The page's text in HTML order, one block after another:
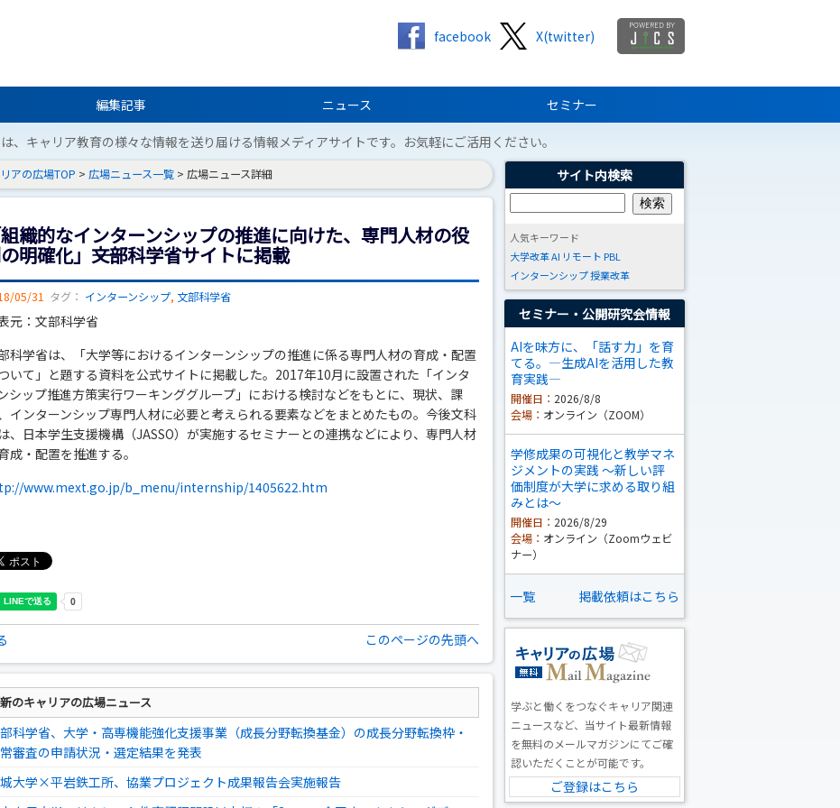
X(twitter)
facebook
編集記事 ニュース セミナー
、キャリア教育の様々な情報を送り届ける情報メディアサイトです。お気軽にご活用ください。
アの広場TOP > 広場ニュース一覧 > 広場ニュース詳細
組織的なインターンシップの推進に向けた、専門人材の役
明確化」――文部科学省サイトに掲載
05/31 タグ： インターンシップ, 文部科学省
元：文部科学省
科学省は、「大学等におけるインターンシップの推進に係る専門人材の育成・配置
いて」と題する資料を公式サイトに掲載した。2017年10月に設置された「インタ
シップ推進方策実行ワーキンググループ」における検討などをもとに、現状、課
インターンシップ専門人材に必要と考えられる要素などをまとめたもの。今後文科
、日本学生支援機構（JASSO）が実施するセミナーとの連携などにより、専門人材
成・配置を推進する。
www.mext.go.jp/b_menu/internship/1405622.htm
このページの先頭へ
のキャリアの広場ニュース
科学省、大学・高専機能強化支援事業（成長分野転換基金）の成長分野転換枠・
審査の申請状況・選定結果を発表
大学×平岩鉄工所、協業プロジェクト成果報告会実施報告
サイト内検索
人気キーワード
大学改革AI リモート PBL
インターンシップ授業改革
セミナー・公開研究会情報
AIを味方に、「話す力」を育
てる。―生成AIを活用した教
育実践―
開催日： 2026/8/8
会場： オンライン（ZOOM）
学修成果の可視化と教学マネ
ジメントの実践 ～新しい評
価制度が大学に求める取り組
みとは～
開催日： 2026/8/29
会場： オンライン（Zoomウェビ
ナー）
一覧 掲載依頼はこちら
学ぶと働くをつなぐキャリア関連
ニュースなど、当サイト最新情報
を無料のメールマガジンにてご確
認いただくことが可能です。
ご登録はこちら